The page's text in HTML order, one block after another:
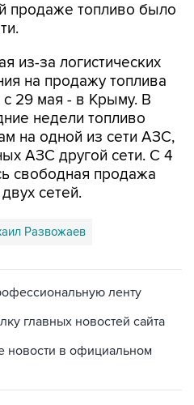
продаже топливо было
из-за логистических
на продажу топлива
29 мая - в Крыму. В
недели топливо
на одной из сети АЗС,
АЗС другой сети. С 4
свободная продажа
сетей.
Развожаев
ленту
главных новостей сайта
новости в официальном